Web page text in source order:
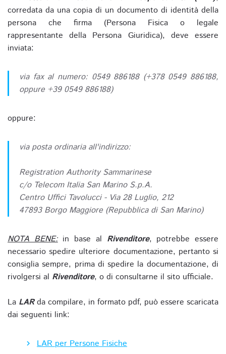
corredata da una copia di un documento di identità della
persona che firma (Persona Fisica o legale
rappresentante della Persona Giuridica), deve essere
inviata:
via fax al numero: 0549 886188 (+378 0549 886188,
oppure +39 0549 886188)
oppure:
via posta ordinaria all'indirizzo:
Registration Authority Sammarinese
c/o Telecom Italia San Marino S.p.A.
Centro Uffici Tavolucci - Via 28 Luglio, 212
47893 Borgo Maggiore (Repubblica di San Marino)
NOTA BENE:in base al Rivenditore, potrebbe essere
necessario spedire ulteriore documentazione, pertanto si
consiglia sempre, prima di spedire la documentazione, di
rivolgersi al Rivenditore, o di consultarne il sito ufficiale.
La LARda compilare, in formato pdf, può essere scaricata
dai seguenti link:
LAR per Persone Fisiche